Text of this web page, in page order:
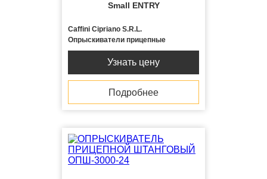
Small ENTRY
Caffini Cipriano S.R.L.
Опрыскиватели прицепные
Узнать цену
Подробнее